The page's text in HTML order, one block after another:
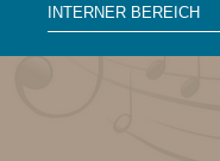
INTERNER BEREICH